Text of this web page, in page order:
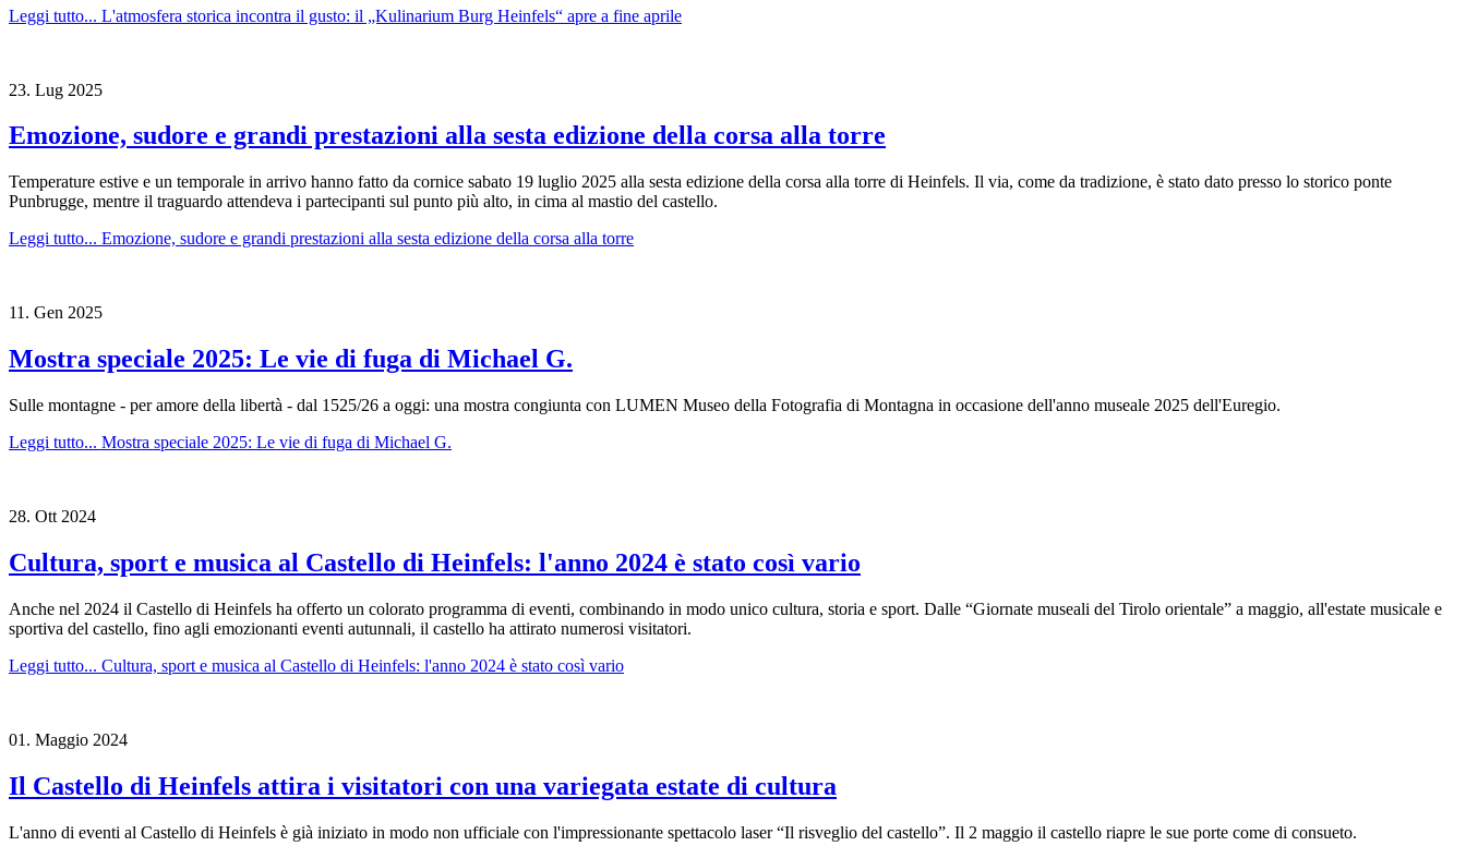
Leggi tutto... L'atmosfera storica incontra il gusto: il „Kulinarium Burg Heinfels“ apre a fine aprile
23. Lug 2025
Emozione, sudore e grandi prestazioni alla sesta edizione della corsa alla torre
Temperature estive e un temporale in arrivo hanno fatto da cornice sabato 19 luglio 2025 alla sesta edizione della corsa alla torre di Heinfels. Il via, come da tradizione, è stato dato presso lo storico ponte
Punbrugge, mentre il traguardo attendeva i partecipanti sul punto più alto, in cima al mastio del castello.
Leggi tutto... Emozione, sudore e grandi prestazioni alla sesta edizione della corsa alla torre
11. Gen 2025
Mostra speciale 2025: Le vie di fuga di Michael G.
Sulle montagne - per amore della libertà - dal 1525/26 a oggi: una mostra congiunta con LUMEN Museo della Fotografia di Montagna in occasione dell'anno museale 2025 dell'Euregio.
Leggi tutto... Mostra speciale 2025: Le vie di fuga di Michael G.
28. Ott 2024
Cultura, sport e musica al Castello di Heinfels: l'anno 2024 è stato così vario
Anche nel 2024 il Castello di Heinfels ha offerto un colorato programma di eventi, combinando in modo unico cultura, storia e sport. Dalle “Giornate museali del Tirolo orientale” a maggio, all'estate musicale e
sportiva del castello, fino agli emozionanti eventi autunnali, il castello ha attirato numerosi visitatori.
Leggi tutto... Cultura, sport e musica al Castello di Heinfels: l'anno 2024 è stato così vario
01. Maggio 2024
Il Castello di Heinfels attira i visitatori con una variegata estate di cultura
L'anno di eventi al Castello di Heinfels è già iniziato in modo non ufficiale con l'impressionante spettacolo laser “Il risveglio del castello”. Il 2 maggio il castello riapre le sue porte come di consueto.